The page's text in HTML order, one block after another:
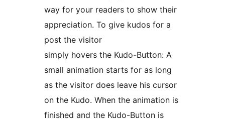
way for your readers to show their
appreciation. To give kudos for a
post the visitor
simply hovers the Kudo-Button: A
small animation starts for as long
as the visitor does leave his cursor
on the Kudo. When the animation is
finished and the Kudo-Button is